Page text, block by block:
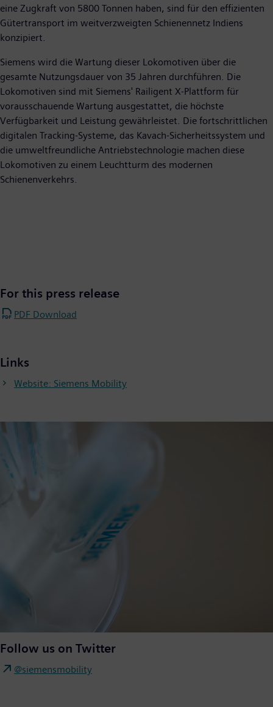
eine Zugkraft von 5800 Tonnen haben, sind für den effizienten
Gütertransport im weitverzweigten Schienennetz Indiens
konzipiert.
Siemens wird die Wartung dieser Lokomotiven über die
gesamte Nutzungsdauer von 35 Jahren durchführen. Die
Lokomotiven sind mit Siemens' Railigent X-Plattform für
vorausschauende Wartung ausgestattet, die höchste
Verfügbarkeit und Leistung gewährleistet. Die fortschrittlichen
digitalen Tracking-Systeme, das Kavach-Sicherheitssystem und
die umweltfreundliche Antriebstechnologie machen diese
Lokomotiven zu einem Leuchtturm des modernen
Schienenverkehrs.
For this press release
PDF Download
Links
Website: Siemens Mobility
Follow us on Twitter
@siemensmobility